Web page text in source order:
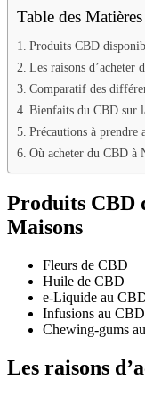
Table des Matières
Produits CBD
Les raisons d’acheter
Comparatif des
Bienfaits du CBD sur
Précautions à prendre
Où acheter du CBD à
Produits CBD
Maisons
Fleurs de CBD
Huile de CBD
e-Liquide au
Infusions au CBD
Chewing-gums
Les raisons